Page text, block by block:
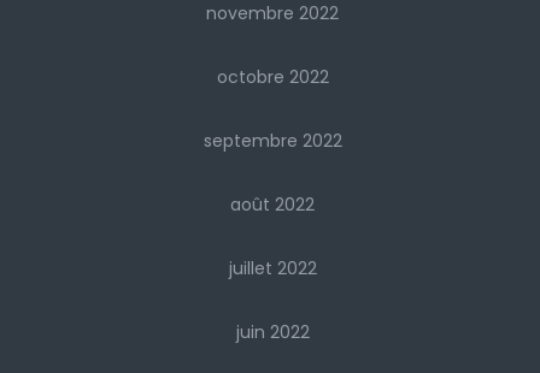
novembre 2022
octobre 2022
septembre 2022
août 2022
juillet 2022
juin 2022